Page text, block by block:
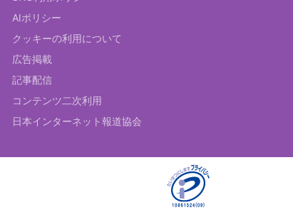
AIポリシー
クッキーの利用について
広告掲載
記事配信
コンテンツ二次利用
日本インターネット報道協会